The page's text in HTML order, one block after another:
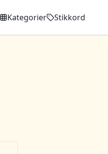
Kategorier Stikkord